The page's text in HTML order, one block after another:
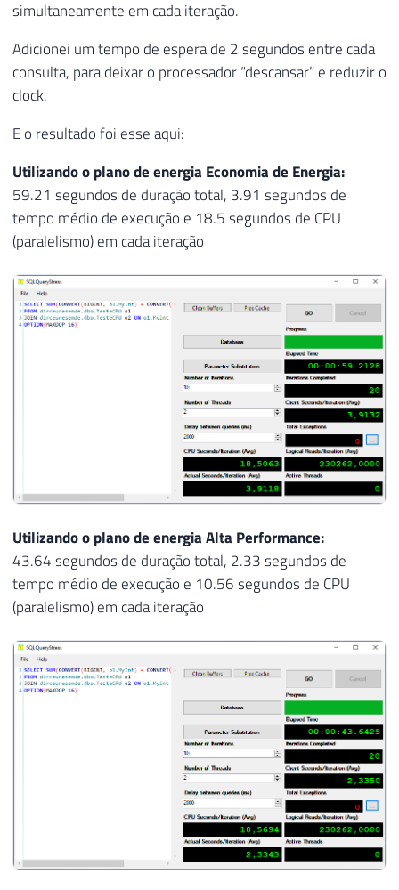
simultaneamente em cada iteração.
Adicionei um tempo de espera de 2 segundos entre cada
consulta, para deixar o processador “descansar” e reduzir o
clock.
E o resultado foi esse aqui:
Utilizando o plano de energia Economia de Energia:
59.21 segundos de duração total, 3.91 segundos de
tempo médio de execução e 18.5 segundos de CPU
(paralelismo) em cada iteração
Utilizando o plano de energia Alta Performance:
43.64 segundos de duração total, 2.33 segundos de
tempo médio de execução e 10.56 segundos de CPU
(paralelismo) em cada iteração